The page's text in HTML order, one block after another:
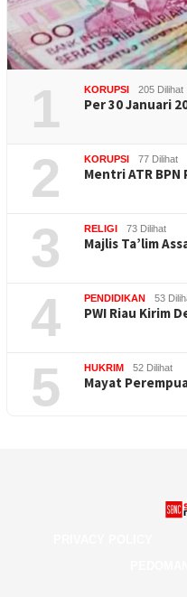
1 KORUPSI 205 Dilihat
Per 30 Januari
2 KORUPSI 77 Dilihat
Mentri ATR
3 RELIGI 73 Dilihat
Majlis Ta’lim
4 PENDIDIKAN 53
PWI Riau Kirim
5 HUKRIM 52 Dilihat
Mayat